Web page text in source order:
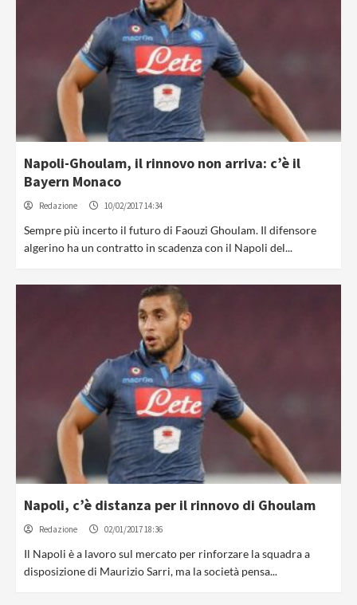
Napoli-Ghoulam, il rinnovo non arriva: c’è il
Bayern Monaco
Redazione 10/02/2017 14:34
Sempre più incerto il futuro di Faouzi Ghoulam. Il difensore
algerino ha un contratto in scadenza con il Napoli del...
Napoli, c’è distanza per il rinnovo di Ghoulam
Redazione 02/01/2017 18:36
Il Napoli è a lavoro sul mercato per rinforzare la squadra a
disposizione di Maurizio Sarri, ma la società pensa...